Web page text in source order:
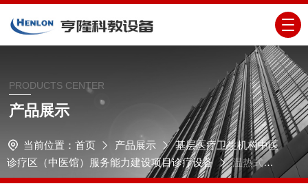
PRODUCTS CENTER
产品展示
当前位置： 首页 产品展示
基层医疗卫生机构中医
诊疗区（中医馆）服务能力建设项目诊疗设备
温热式中
频电疗机